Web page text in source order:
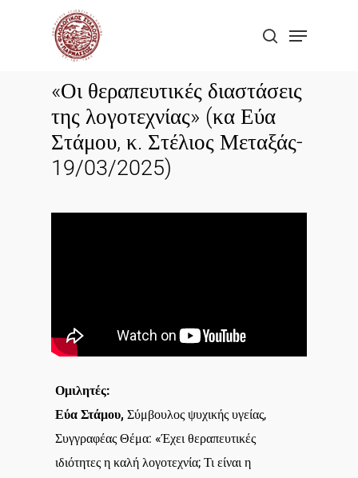
search
Menu
«Οι θεραπευτικές διαστάσεις
της λογοτεχνίας» (κα Εύα
Στάμου, κ. Στέλιος Μεταξάς-
19/03/2025)
Ομιλητές:
Εύα Στάμου, Σύμβουλος ψυχικής υγείας,
Συγγραφέας Θέμα: «Έχει θεραπευτικές
ιδιότητες η καλή λογοτεχνία; Τι είναι η